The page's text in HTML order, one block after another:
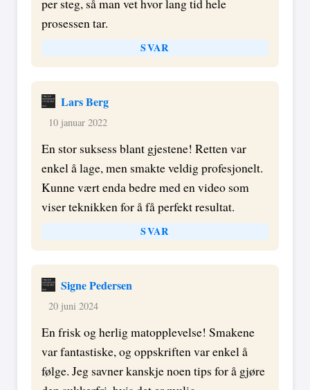
prosessen tar.
SVAR
Lars Berg
10 januar 2022
En stor suksess blant gjestene! Retten var
enkel å lage, men smakte veldig profesjonelt.
Kunne vært enda bedre med en video som
viser teknikken for å få perfekt resultat.
SVAR
Signe Pedersen
20 juni 2024
En frisk og herlig matopplevelse! Smakene
var fantastiske, og oppskriften var enkel å
følge. Jeg savner kanskje noen tips for å gjøre